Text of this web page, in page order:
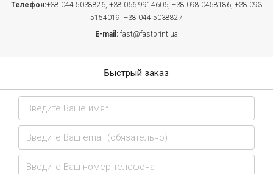
Телефон:+38 044 5038826, +38 066 9914606, +38 098 0458186, +38 093
5154019, +38 044 5038827
E-mail: fast@fastprint.ua
Быстрый заказ